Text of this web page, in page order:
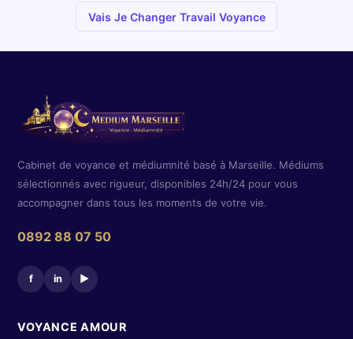
Vais Je Changer Travail Voyance
Cabinet de voyance et médiumnité basé à Marseille. Médiums
sélectionnés avec rigueur, disponibles 24h/24 pour vous
accompagner dans tous les moments de votre vie.
0892 88 07 50
f in ▶
VOYANCE AMOUR